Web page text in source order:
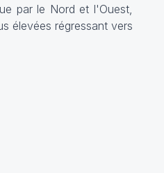
par le Nord et l'Ouest,
élevées régressant vers